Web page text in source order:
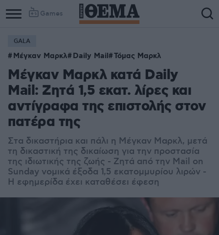
Games
GALA
Μέγκαν Μαρκλ Daily Mail Τόμας Μαρκλ
Μέγκαν Μαρκλ κατά Daily
Mail: Ζητά 1,5 εκατ. λίρες και
αντίγραφα της επιστολής στον
πατέρα της
Στα δικαστήρια και πάλι η Μέγκαν Μαρκλ, μετά
τη δικαστική της δικαίωση για την προστασία
της ιδιωτικής της ζωής - Ζητά από την Mail on
Sunday νομικά έξοδα 1,5 εκατομμυρίου λιρών -
Η εφημερίδα έχει καταθέσει έφεση